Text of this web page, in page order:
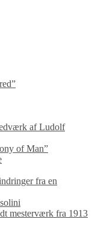
af Ludolf
of Man”
fra en
mesterværk fra 1913